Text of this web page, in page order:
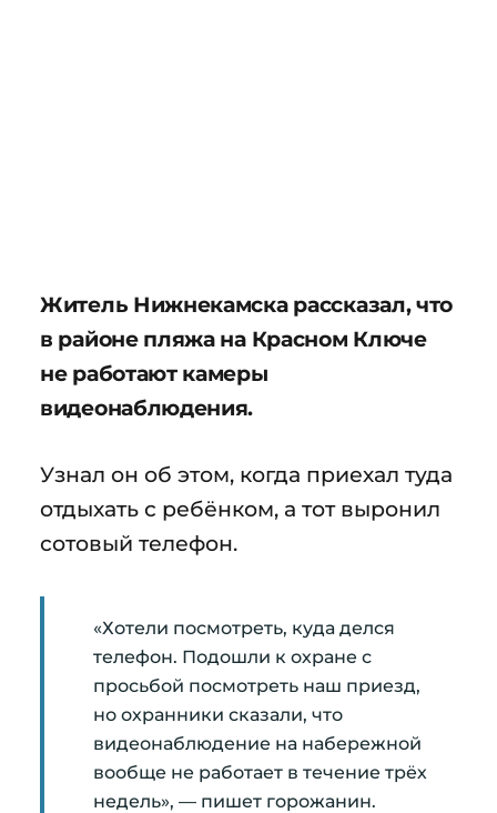
Житель Нижнекамска рассказал, что
в районе пляжа на Красном Ключе
не работают камеры
видеонаблюдения.
Узнал он об этом, когда приехал туда
отдыхать с ребёнком, а тот выронил
сотовый телефон.
«Хотели посмотреть, куда делся
телефон. Подошли к охране с
просьбой посмотреть наш приезд,
но охранники сказали, что
видеонаблюдение на набережной
вообще не работает в течение трёх
недель», — пишет горожанин.